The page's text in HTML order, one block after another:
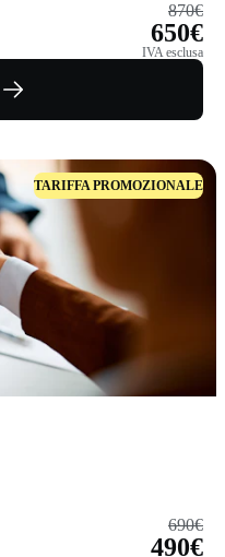
870€
650€
IVA esclusa
TARIFFA PROMOZIONALE
690€
490€